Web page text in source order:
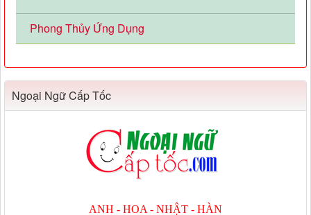
Phong Thủy Ứng Dụng
Ngoại Ngữ Cấp Tốc
ANH - HOA - NHẬT - HÀN